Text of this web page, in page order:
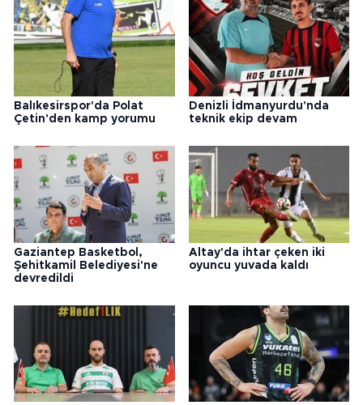
Balıkesirspor'da Polat
Çetin'den kamp yorumu
Denizli İdmanyurdu'nda
teknik ekip devam
Gaziantep Basketbol,
Şehitkamil Belediyesi'ne
devredildi
Altay'da ihtar çeken iki
oyuncu yuvada kaldı